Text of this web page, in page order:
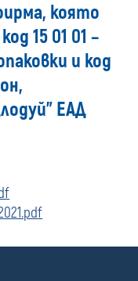
която
15 01 01 –
и код
ЕАД